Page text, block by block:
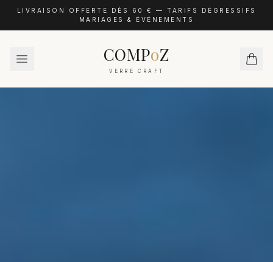
LIVRAISON OFFERTE DÈS 60 € — TARIFS DÉGRESSIFS
MARIAGES & ÉVÉNEMENTS
COMPoZ
VERRE CRAFT